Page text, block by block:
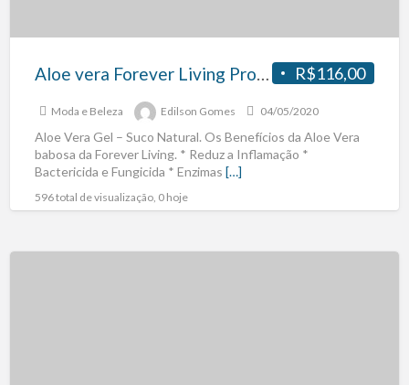
R$116,00
Aloe vera Forever Living Produto Natural.
Moda e Beleza Edilson Gomes 04/05/2020
Aloe Vera Gel – Suco Natural. Os Benefícios da Aloe Vera
babosa da Forever Living. * Reduz a Inflamação *
Bactericida e Fungicida * Enzimas […]
596 total de visualização, 0 hoje